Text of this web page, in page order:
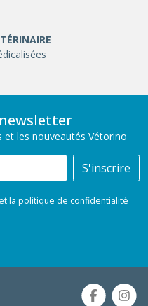
les nouveautés Vétorino
S'inscrire
la politique de confidentialité